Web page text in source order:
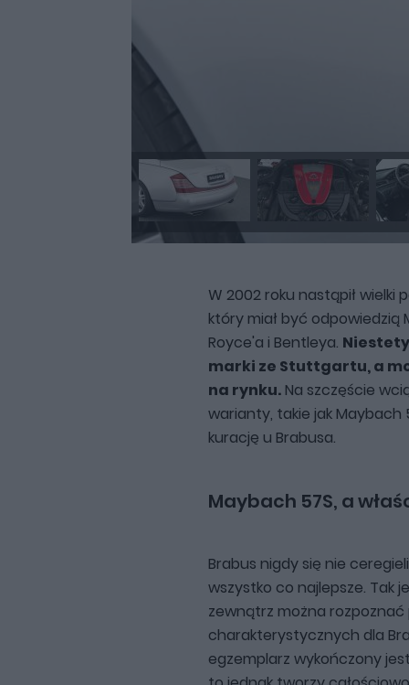
W 2002 roku nastąpił wielki
który miał być odpowiedzią
Royce'a i Bentleya.
marki ze Stuttgartu, a
na rynku.Na szczęście
warianty, takie jak Maybach
kurację u Brabusa.
Maybach 57S, a
Brabus nigdy się nie
wszystko co najlepsze. Tak
zewnątrz można
charakterystycznych dla
egzemplarz wykończony